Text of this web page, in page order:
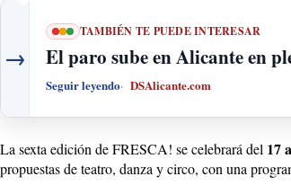
→
TAMBIÉN TE PUEDE INTERESAR
El paro sube en Alicante en
Seguir leyendo DSAlicante.com
La sexta edición de FRESCA! se celebrará del 17
propuestas de teatro, danza y circo, con una